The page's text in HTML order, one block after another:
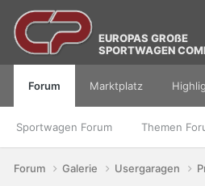
EUROPAS GROßE
SPORTWAGEN
Forum
Sportwagen Forum Themen
Marktplatz
Forum Galerie Usergaragen